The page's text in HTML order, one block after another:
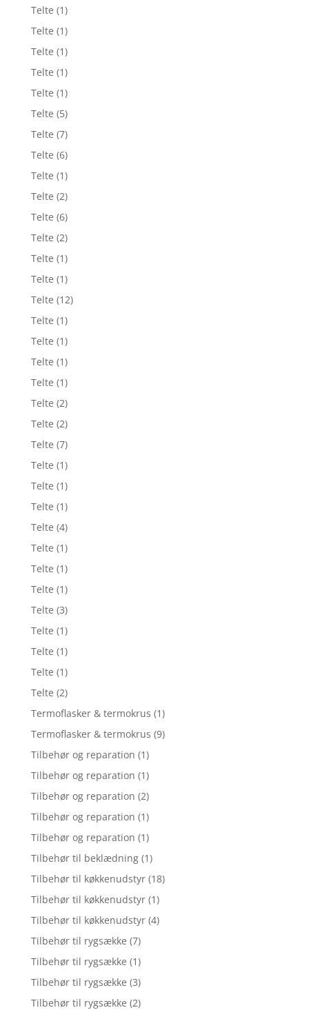
Telte (1)
Telte (1)
Telte (1)
Telte (1)
Telte (1)
Telte (5)
Telte (7)
Telte (6)
Telte (1)
Telte (2)
Telte (6)
Telte (2)
Telte (1)
Telte (1)
Telte (12)
Telte (1)
Telte (1)
Telte (1)
Telte (1)
Telte (2)
Telte (2)
Telte (7)
Telte (1)
Telte (1)
Telte (1)
Telte (4)
Telte (1)
Telte (1)
Telte (1)
Telte (3)
Telte (1)
Telte (1)
Telte (1)
Telte (2)
Termoflasker & termokrus (1)
Termoflasker & termokrus (9)
Tilbehør og reparation (1)
Tilbehør og reparation (1)
Tilbehør og reparation (2)
Tilbehør og reparation (1)
Tilbehør og reparation (1)
Tilbehør til beklædning (1)
Tilbehør til køkkenudstyr (18)
Tilbehør til køkkenudstyr (1)
Tilbehør til køkkenudstyr (4)
Tilbehør til rygsække (7)
Tilbehør til rygsække (1)
Tilbehør til rygsække (3)
Tilbehør til rygsække (2)